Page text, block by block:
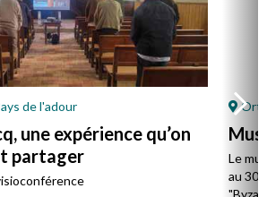
de l'adour
une expérience qu’on
partager
Le
au 30